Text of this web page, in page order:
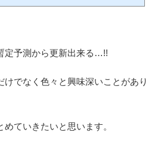
の他出版物等の状況を加味し私たちが個人的に予測してランキ
定予測から更新出来る…!!
けでなく色々と興味深いことがあり
ていきたいと思います。